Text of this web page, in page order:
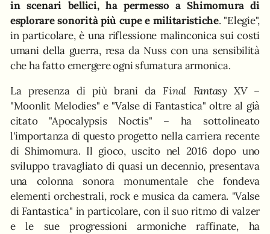
in scenari bellici, ha permesso a Shimomura di
esplorare sonorità più cupe e militaristiche. "Elegie",
in particolare, è una riflessione malinconica sui costi
umani della guerra, resa da Nuss con una sensibilità
che ha fatto emergere ogni sfumatura armonica.
La presenza di più brani daFinal Fantasy XV–
"Moonlit Melodies" e "Valse di Fantastica" oltre al già
citato "Apocalypsis Noctis" – ha sottolineato
l'importanza di questo progetto nella carriera recente
di Shimomura. Il gioco, uscito nel 2016 dopo uno
sviluppo travagliato di quasi un decennio, presentava
una colonna sonora monumentale che fondeva
elementi orchestrali, rock e musica da camera. "Valse
di Fantastica" in particolare, con il suo ritmo di valzer
e le sue progressioni armoniche raffinate, ha